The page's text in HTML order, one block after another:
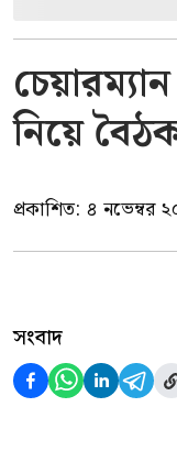
নিয়ে
প্রকাশিত: ৪ নভেম্বর
সংবাদ